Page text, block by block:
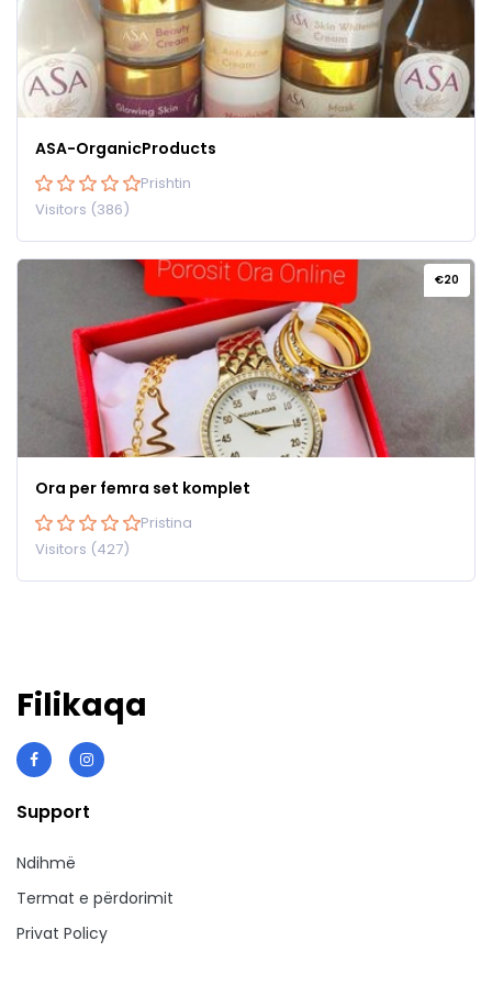
ASA-OrganicProducts
Prishtin
Visitors (386)
€20
Ora per femra set komplet
Pristina
Visitors (427)
Filikaqa
Support
Ndihmë
Termat e përdorimit
Privat Policy